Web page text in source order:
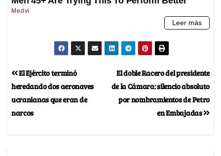
El doble Racero del presidente
de la Cámara: silencio absoluto
por nombramientos de Petro
en Embajadas
El Ejército terminó
heredando dos aeronaves
ucranianas que eran de
narcos